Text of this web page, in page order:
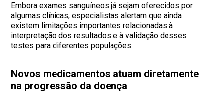
Embora exames sanguíneos já sejam oferecidos por
algumas clínicas, especialistas alertam que ainda
existem limitações importantes relacionadas à
interpretação dos resultados e à validação desses
testes para diferentes populações.
Novos medicamentos atuam diretamente
na progressão da doença